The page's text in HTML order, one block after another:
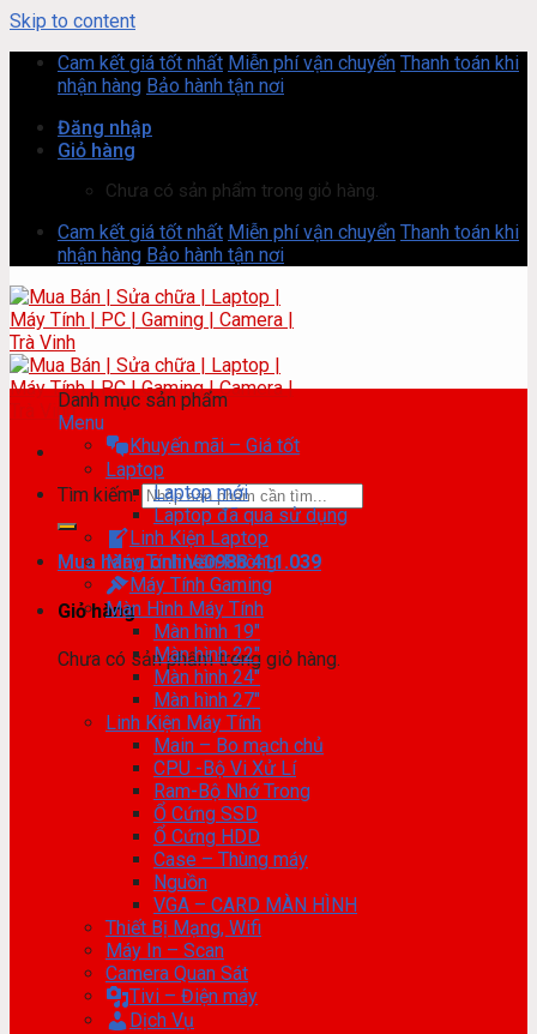
Skip to content
Cam kết giá tốt nhất Miễn phí vận chuyển Thanh toán khi
nhận hàng Bảo hành tận nơi
Đăng nhập
Giỏ hàng
Chưa có sản phẩm trong giỏ hàng.
Cam kết giá tốt nhất Miễn phí vận chuyển Thanh toán khi
nhận hàng Bảo hành tận nơi
Tìm kiếm:
Mua hàng online0988.411.039
Giỏ hàng
Chưa có sản phẩm trong giỏ hàng.
Danh mục sản phẩm
Menu
Khuyến mãi – Giá tốt
Laptop
Laptop mới
Laptop đã qua sử dụng
Linh Kiện Laptop
Máy Tính Văn Phòng
Máy Tính Gaming
Màn Hình Máy Tính
Màn hình 19″
Màn hình 22″
Màn hình 24″
Màn hình 27″
Linh Kiện Máy Tính
Main – Bo mạch chủ
CPU -Bộ Vi Xử Lí
Ram-Bộ Nhớ Trong
Ổ Cứng SSD
Ổ Cứng HDD
Case – Thùng máy
Nguồn
VGA – CARD MÀN HÌNH
Thiết Bị Mạng, Wifi
Máy In – Scan
Camera Quan Sát
Tivi – Điện máy
Dịch Vụ